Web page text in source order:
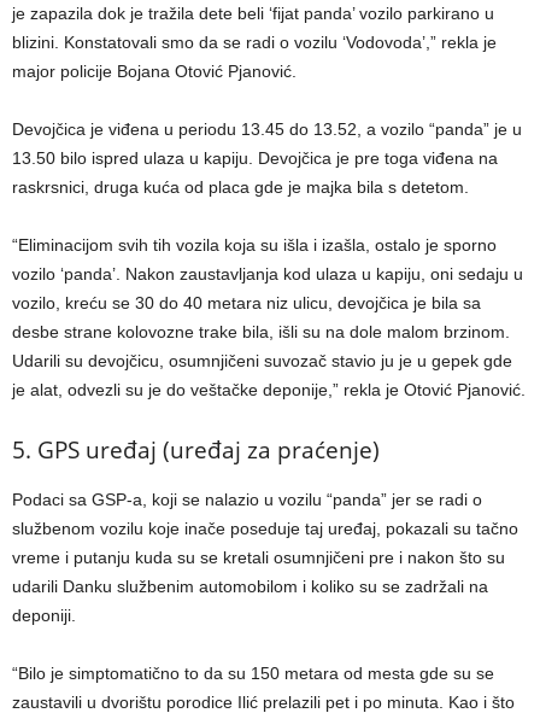
je zapazila dok je tražila dete beli ‘fijat panda’ vozilo parkirano u
blizini. Konstatovali smo da se radi o vozilu ‘Vodovoda’,” rekla je
major policije Bojana Otović Pjanović.
Devojčica je viđena u periodu 13.45 do 13.52, a vozilo “panda” je u
13.50 bilo ispred ulaza u kapiju. Devojčica je pre toga viđena na
raskrsnici, druga kuća od placa gde je majka bila s detetom.
“Eliminacijom svih tih vozila koja su išla i izašla, ostalo je sporno
vozilo ‘panda’. Nakon zaustavljanja kod ulaza u kapiju, oni sedaju u
vozilo, kreću se 30 do 40 metara niz ulicu, devojčica je bila sa
desbe strane kolovozne trake bila, išli su na dole malom brzinom.
Udarili su devojčicu, osumnjičeni suvozač stavio ju je u gepek gde
je alat, odvezli su je do veštačke deponije,” rekla je Otović Pjanović.
5. GPS uređaj (uređaj za praćenje)
Podaci sa GSP-a, koji se nalazio u vozilu “panda” jer se radi o
službenom vozilu koje inače poseduje taj uređaj, pokazali su tačno
vreme i putanju kuda su se kretali osumnjičeni pre i nakon što su
udarili Danku službenim automobilom i koliko su se zadržali na
deponiji.
“Bilo je simptomatično to da su 150 metara od mesta gde su se
zaustavili u dvorištu porodice Ilić prelazili pet i po minuta. Kao i što